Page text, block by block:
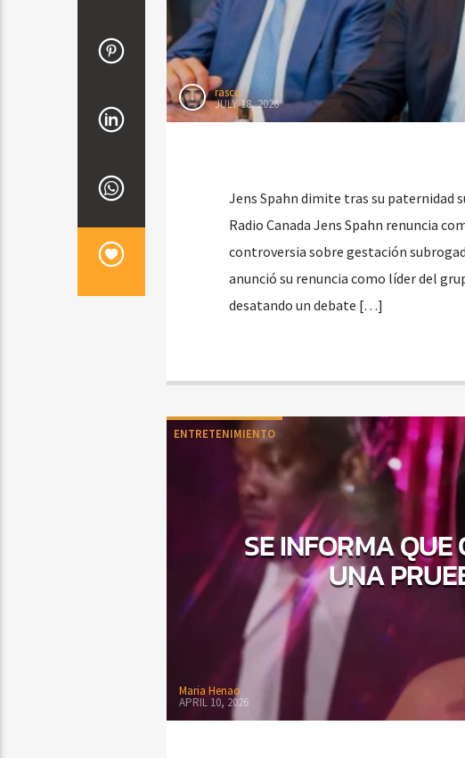
rasco
JULY 18, 2026
Jens Spahn dimite tras su paternidad
Radio Canada Jens Spahn renuncia
controversia sobre gestación
anunció su renuncia como líder del
desatando un debate […]
ENTRETENIMIENTO
SE INFORMA QUE
UNA
Maria Henao
APRIL 10, 2026